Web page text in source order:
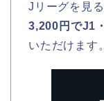
Jリーグを見
3,200円でJ1
いただけます。